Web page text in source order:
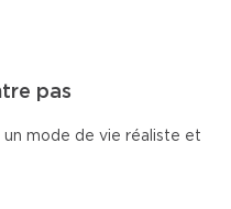
pas
un mode de vie réaliste et